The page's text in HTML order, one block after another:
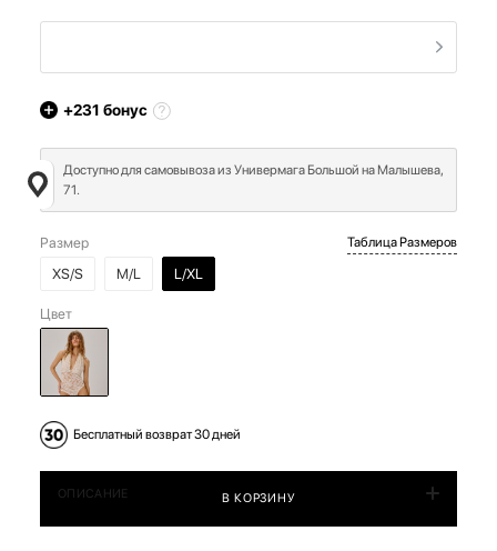
+231 бонус
Доступно для самовывоза из Универмага Большой на Малышева,
71.
Размер
XS/S
M/L L/XL
Таблица Размеров
Цвет
Бесплатный возврат 30 дней
В КОРЗИНУ
ОПИСАНИЕ